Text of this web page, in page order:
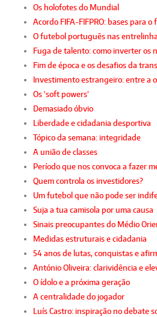
Os holofotes do Mundial
Acordo FIFA-FIFPRO: bases para
O futebol português nas
Fuga de talento: como inverter os
Fim de época e os desafios da
Investimento estrangeiro: entre a
Os 'soft powers'
Demasiado óbvio
Liberdade e cidadania desportiva
Tópico da semana: integridade
A união de classes
Período que nos convoca a fazer
Quem controla os investidores?
Um futebol que não pode ser
Suja a tua camisola por uma causa
Sinais preocupantes do Médio
Medidas estruturais e cidadania
54 anos de lutas, conquistas e
António Oliveira: clarividência e
O ídolo e a próxima geração
A centralidade do jogador
Luís Castro: inspiração no debate